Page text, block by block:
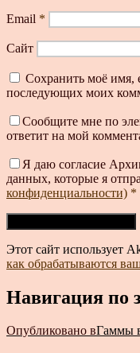
Email *
Сайт
Сохранить моё имя,
последующих моих
Сообщите мне по
ответит на мой
Я даю согласие
данных, которые я
конфиденциальности) *
Этот сайт использует
как обрабатываются
Навигация по
Опубликовано вГаммы